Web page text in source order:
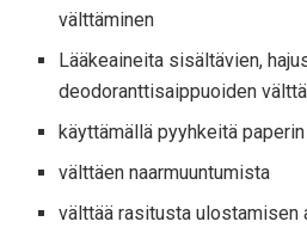
välttäminen
Lääkeaineita sisältävien,
deodoranttisaippuoiden
käyttämällä pyyhkeitä
välttäen naarmuuntumista
välttää rasitusta ulostamisen